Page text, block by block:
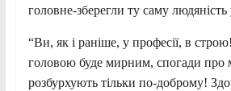
головне-зберегли ту саму людяність
“Ви, як і раніше, у професії, в
головою буде мирним, спогади про
розбурхують тільки по-доброму!